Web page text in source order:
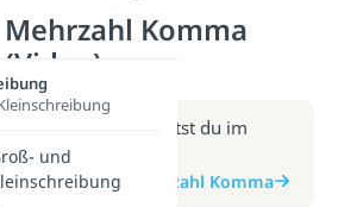
Mehrzahl Komma
(Video)
Weitere Infos erhältst du im
Beitrag zum Video
zum Beitrag: Mehrzahl Komma
und